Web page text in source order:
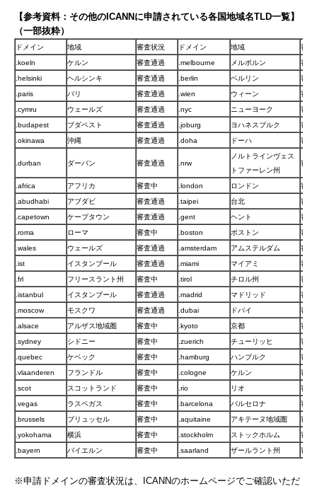
【参考資料：その他のICANNに申請されている各国地域名TLD一覧】
（一部抜粋）
ドメイン 地域 審査状況 ドメイン 地域
審査
.koeln
ケルン 審査通過 .melbourne メルボルン
審査
.helsinki
ヘルシンキ 審査通過 .berlin ベルリン
審査
.paris
パリ 審査通過 .wien ウィーン
審査
.cymru
ウェールズ 審査通過 .nyc ニューヨーク
審査
.budapest
ブダペスト 審査通過 .joburg ヨハネスブルク
審査
.okinawa
沖縄 審査通過 .doha ドーハ 審査
.durban ダーバン 審査通過 .nrw
ノルトラインヴェス
トファーレン州
審査
.africa アフリカ 審査中 .london ロンドン
審査
.abudhabi
アブダビ 審査通過 .taipei 台北
審査
.capetown
ケープタウン 審査通過 .gent ヘント
審査
.roma
ローマ 審査中 .boston ボストン
審査
.wales
ウェールズ 審査通過 .amsterdam アムステルダム
審査
.ist
イスタンブール 審査通過 .miami マイアミ
審査
.frl
フリースラント州 審査中 .tirol チロル州
審査
.istanbul
イスタンブール 審査通過 .madrid マドリッド
審査
.moscow
モスクワ 審査通過 .dubai ドバイ
審査
.alsace
アルザス地域圏 審査中 .kyoto 京都
審査
.sydney
シドニー 審査中 .zuerich チューリッヒ
審査
.quebec
ケベック 審査中 .hamburg ハンブルク
審査
.vlaanderen
フランドル 審査中 .cologne ケルン
審査
.scot
スコットランド 審査中 .rio リオ
審査
.vegas
ラスベガス 審査中 .barcelona バルセロナ
審査
.brussels
ブリュッセル 審査中 .aquitaine アキテーヌ地域圏
審査
.yokohama
横浜 審査中 .stockholm ストックホルム
審査
.bayern
バイエルン 審査中 .saarland ザールラント州 審査
※申請ドメインの審査状況は、ICANNのホームページでご確認いただ